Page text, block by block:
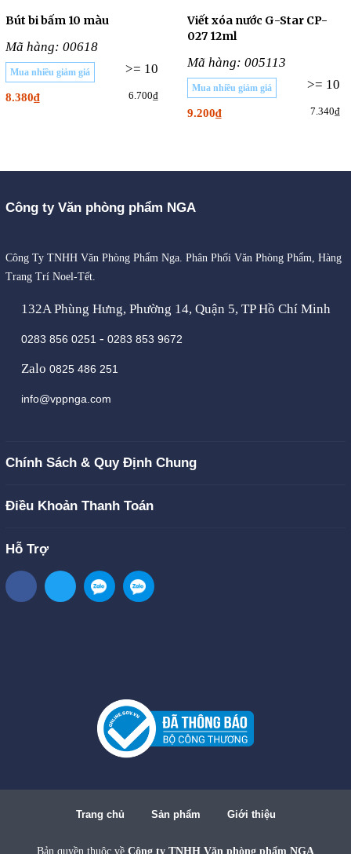
Bút bi bấm 10 màu
Mã hàng: 00618
>= 10
Mua nhiều giảm giá
8.380₫ 6.700₫
Viết xóa nước G-Star CP-
027 12ml
Mã hàng: 005113
Mua nhiều giảm giá >= 10
9.200₫ 7.340₫
Công ty Văn phòng phẩm NGA
Công Ty TNHH Văn Phòng Phẩm Nga. Phân Phối Văn Phòng Phẩm, Hàng
Trang Trí Noel-Tết.
132A Phùng Hưng, Phường 14, Quận 5, TP Hồ Chí Minh
0283 856 0251 - 0283 853 9672
Zalo 0825 486 251
info@vppnga.com
Chính Sách & Quy Định Chung
Điều Khoản Thanh Toán
Hỗ Trợ
Trang chủ Sản phẩm Giới thiệu
Bản quyền thuộc về Công ty TNHH Văn phòng phẩm NGA